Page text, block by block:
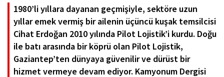
1980’li yıllara dayanan geçmişiyle, sektöre uzun
yıllar emek vermiş bir ailenin üçüncü kuşak temsilcisi
Cihat Erdoğan 2010 yılında Pilot Lojistik’i kurdu. Doğu
ile batı arasında bir köprü olan Pilot Lojistik,
Gaziantep’ten dünyaya güvenilir ve dürüst bir
hizmet vermeye devam ediyor. Kamyonum Dergisi